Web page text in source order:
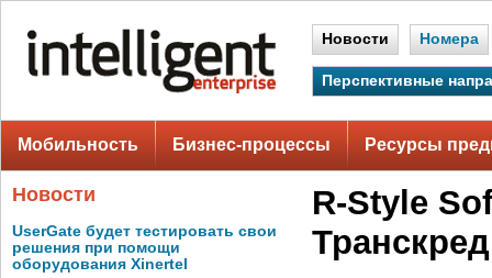
Новости Номера
Перспективные
Мобильность Бизнес-процессы Ресурсы
Новости
UserGate будет тестировать свои
решения при помощи
оборудования Xinertel
R-Style